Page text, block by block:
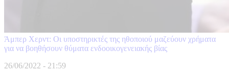
Άμπερ Χερντ: Οι υποστηρικτές της ηθοποιού μαζεύουν χρήματα
για να βοηθήσουν θύματα ενδοοικογενειακής βίας
26/06/2022 - 21:59